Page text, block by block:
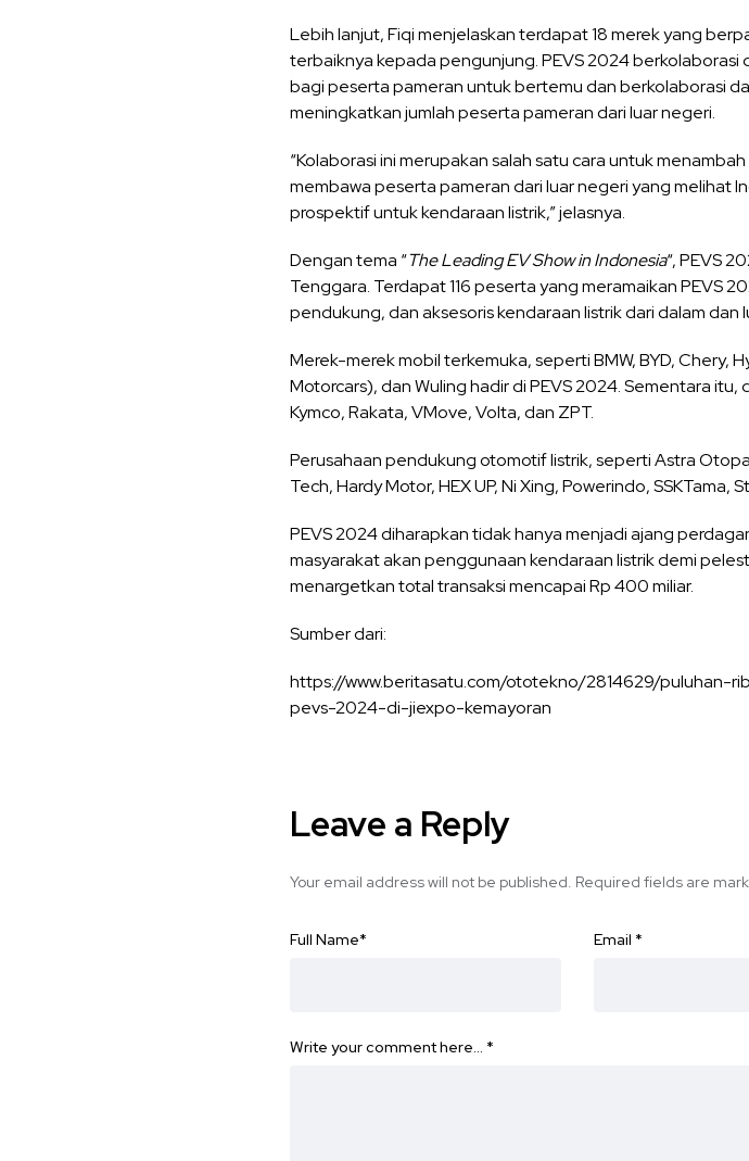
Lebih lanjut, Fiqi menjelaskan terdapat 18 merek yang
terbaiknya kepada pengunjung. PEVS 2024
bagi peserta pameran untuk bertemu dan berkolaborasi
meningkatkan jumlah peserta pameran dari luar negeri.
“Kolaborasi ini merupakan salah satu cara untuk
membawa peserta pameran dari luar negeri yang melihat
prospektif untuk kendaraan listrik,” jelasnya.
Dengan tema “The Leading EV Show in Indonesia“, PEVS
Tenggara. Terdapat 116 peserta yang meramaikan PEVS
pendukung, dan aksesoris kendaraan listrik dari dalam dan
Merek-merek mobil terkemuka, seperti BMW, BYD, Chery,
Motorcars), dan Wuling hadir di PEVS 2024. Sementara
Kymco, Rakata, VMove, Volta, dan ZPT.
Perusahaan pendukung otomotif listrik, seperti Astra
Tech, Hardy Motor, HEX UP, Ni Xing, Powerindo,
PEVS 2024 diharapkan tidak hanya menjadi ajang
masyarakat akan penggunaan kendaraan listrik demi
menargetkan total transaksi mencapai Rp 400 miliar.
Sumber dari:
https://www.beritasatu.com/ototekno/2814629/
pevs-2024-di-jiexpo-kemayoran
Leave a Reply
Your email address will not be published. Required fields are
Full Name* Email *
Write your comment here… *